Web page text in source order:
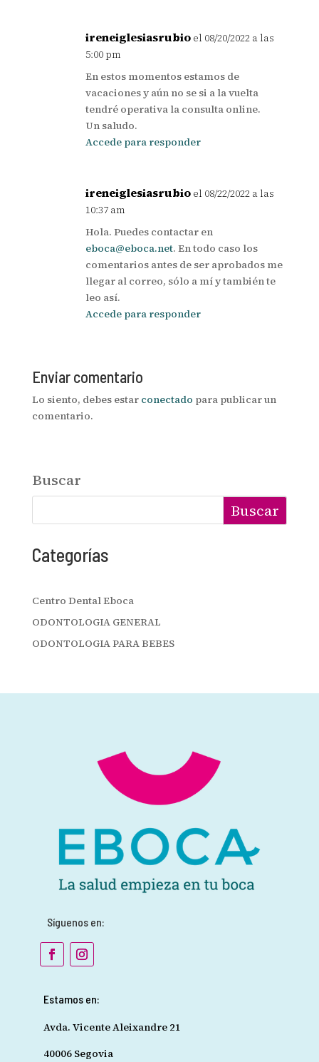
ireneiglesiasrubio el 08/20/2022 a las
5:00 pm
En estos momentos estamos de
vacaciones y aún no se si a la vuelta
tendré operativa la consulta online.
Un saludo.
Accede para responder
ireneiglesiasrubio el 08/22/2022 a las
10:37 am
Hola. Puedes contactar en
eboca@eboca.net. En todo caso los
comentarios antes de ser aprobados me
llegar al correo, sólo a mí y también te
leo así.
Accede para responder
Enviar comentario
Lo siento, debes estar conectado para publicar un
comentario.
Buscar
Buscar
Categorías
Centro Dental Eboca
ODONTOLOGIA GENERAL
ODONTOLOGIA PARA BEBES
Síguenos en:
Estamos en:
Avda. Vicente Aleixandre 21
40006 Segovia